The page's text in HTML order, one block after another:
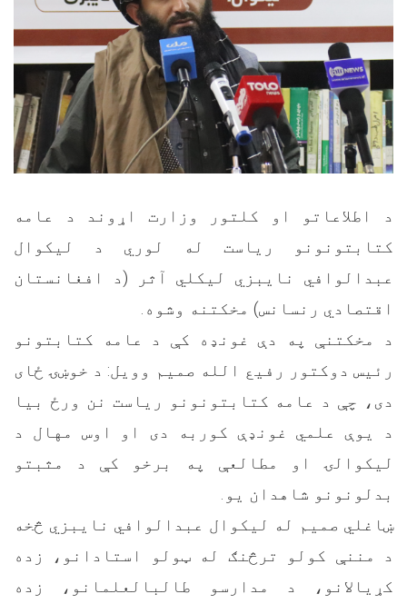
د اطلاعاتو او کلتور وزارت اړوند د عامه
کتابتونونو ریاست له لوري د لیکوال
عبدالوافي نایبزي لیکلي آثر (د افغانستان
اقتصادي رنسانس) مخکتنه وشوه.
د مخکتنې په دې غونډه کې د عامه کتابتونو
رئیس دوکتور رفیع الله صمیم وویل: د خوښۍ ځای
دی، چې د عامه کتابتونونو ریاست نن ورځ بیا
د یوې علمي غونډې کوربه دی او اوس مهال د
لیکوالۍ او مطالعې په برخو کې د مثبتو
بدلونونو شاهدان یو.
ښاغلي صمیم له لیکوال عبدالوافي نایبزي څخه
د مننې کولو ترڅنګ له ټولو استادانو، زده
کړیالانو، د مدارسو طالبالعلمانو، زده